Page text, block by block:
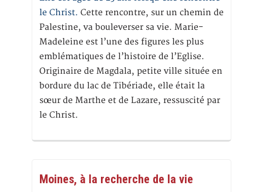
le Christ. Cette rencontre, sur un chemin de
Palestine, va bouleverser sa vie. Marie-
Madeleine est l’une des figures les plus
emblématiques de l’histoire de l’Eglise.
Originaire de Magdala, petite ville située en
bordure du lac de Tibériade, elle était la
sœur de Marthe et de Lazare, ressuscité par
le Christ.
Moines, à la recherche de la vie